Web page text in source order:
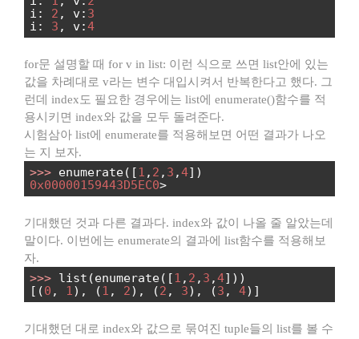
i: 2 , v: 3
i: 3 , v:4
for문 설명할 때 for v in list: 이런 식으로 쓰면 list안에 있는
값을 차례대로 v라는 변수 대입시켜서 반복한다고 했다. 그
런데 index도 필요한 경우에는 list에 enumerate()함수를 적
용시키면 index와 값을 모두 돌려준다.
시험삼아 list에 enumerate를 적용해보면 어떤 결과가 나오
는 지 보자.
>>> enumerate([1 , 2 , 3 ,4])
0x00000159443D5EC0>
기대했던 것과 다른 결과다. index와 값이 나올 줄 알았는데
말이다. 이번에는 enumerate의 결과에 list함수를 적용해보
자.
>>> list(enumerate([1 , 2 , 3 ,4]))
[(0 , 1 ), (1 , 2), (2 , 3), (3 , 4)]
기대했던 대로 index와 값으로 묶여진 tuple들의 list를 볼 수